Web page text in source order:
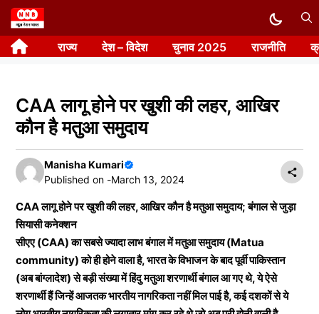
Skip
to
content राज्य देश – विदेश चुनाव 2025 राजनीति
CAA लागू होने पर खुशी की लहर, आखिर
कौन है मतुआ समुदाय
Manisha Kumari
Published on -March 13, 2024
CAA लागू होने पर खुशी की लहर, आखिर कौन है मतुआ समुदाय; बंगाल से जुड़ा
सियासी कनेक्शन
सीएए (CAA) का सबसे ज्यादा लाभ बंगाल में मतुआ समुदाय (Matua
community) को ही होने वाला है, भारत के विभाजन के बाद पूर्वी पाकिस्तान
(अब बांग्लादेश) से बड़ी संख्या में हिंदु मतुआ शरणार्थी बंगाल आ गए थे, ये ऐसे
शरणार्थी हैं जिन्हें आजतक भारतीय नागरिकता नहीं मिल पाई है, कई दशकों से ये